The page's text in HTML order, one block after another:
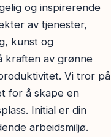
og inspirerende
av tjenester,
kunst og
kraften av grønne
Vi tror på
for å skape en
Initial er din
arbeidsmiljø.